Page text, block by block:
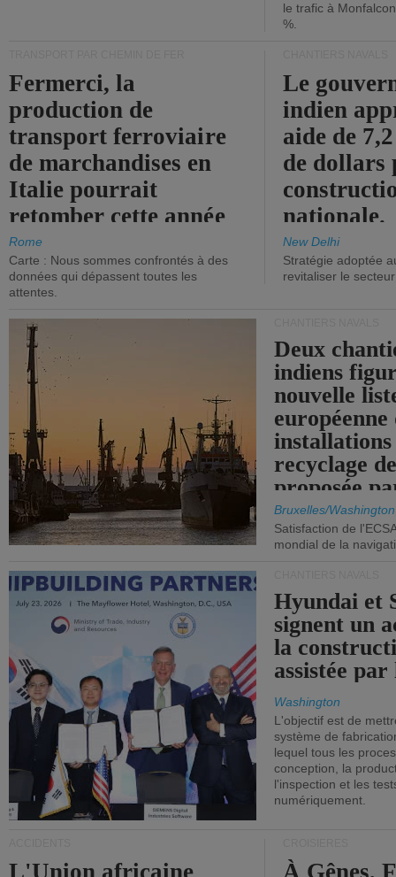
le trafic à
%.
Fermerci, la
production de
transport ferroviaire
de marchandises en
Italie pourrait
retomber cette année
aux niveaux de 2015.
Rome
Carte : Nous sommes confrontés à des
données qui dépassent toutes les
attentes.
Le
indien
aide de
de dollars
nationale.
New Delhi
Stratégie adoptée
revitaliser le secteur
Deux
indiens
nouvelle
européenne
installations
recyclage
proposée
Bruxelles/Washington
Satisfaction de
mondial de la
Hyundai et
signent un
la
assistée
Washington
L'objectif est de
système de
lequel tous les
conception, la
l'inspection et les
numériquement.
L'Union africaine
À Gênes,